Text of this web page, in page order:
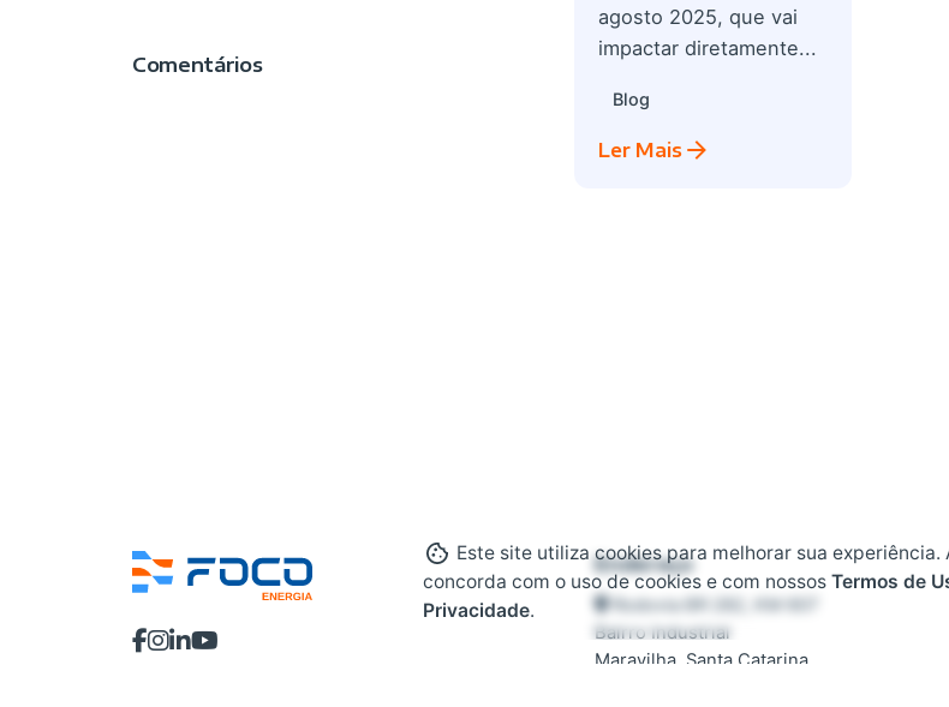
Comentários
agosto 2025, que vai
impactar diretamente...
Blog
Ler Mais
Endereço
Rodovia BR 282, KM 607
Bairro Industrial
Maravilha, Santa Catarina
Este site utiliza cookies para melhorar sua experiência.
concorda com o uso de cookies e com nossos Termos de
Privacidade.